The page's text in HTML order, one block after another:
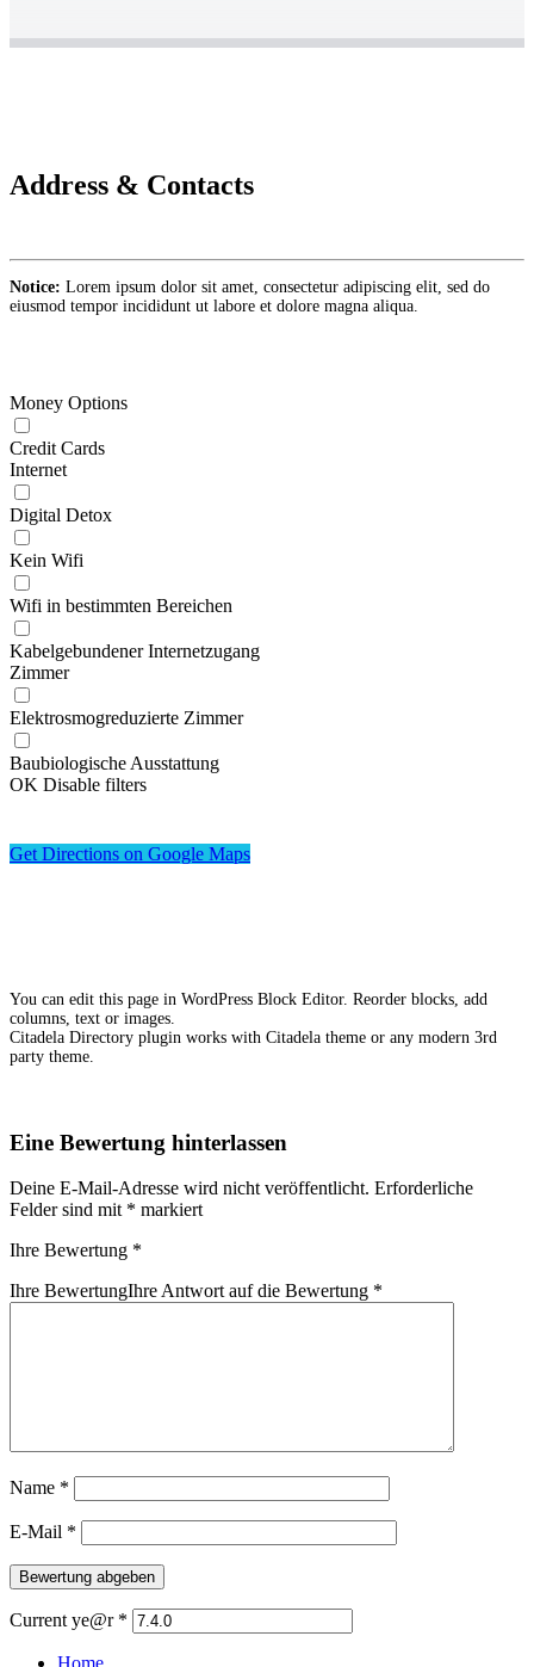
Address & Contacts
Notice: Lorem ipsum dolor sit amet, consectetur adipiscing elit, sed do
eiusmod tempor incididunt ut labore et dolore magna aliqua.
Money Options
Credit Cards
Internet
Digital Detox
Kein Wifi
Wifi in bestimmten Bereichen
Kabelgebundener Internetzugang
Zimmer
Elektrosmogreduzierte Zimmer
Baubiologische Ausstattung
OK Disable filters
Get Directions on Google Maps
You can edit this page in WordPress Block Editor. Reorder blocks, add
columns, text or images.
Citadela Directory plugin works with Citadela theme or any modern 3rd
party theme.
Eine Bewertung hinterlassen
Deine E-Mail-Adresse wird nicht veröffentlicht. Erforderliche
Felder sind mit * markiert
Ihre Bewertung *
Ihre BewertungIhre Antwort auf die Bewertung *
Name *
E-Mail *
Current ye@r *